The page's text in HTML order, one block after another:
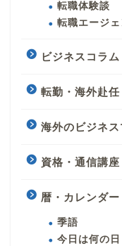
転職体験談
転職エージェ
ビジネスコラム
転勤・海外赴任
海外のビジネス
資格・通信講座
暦・カレンダー
季語
今日は何の日